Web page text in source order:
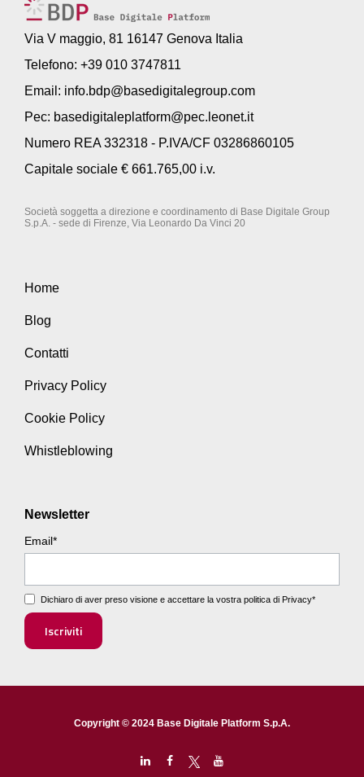
Via V maggio, 81 16147 Genova Italia
Telefono: +39 010 3747811
Email: info.bdp@basedigitalegroup.com
Pec: basedigitaleplatform@pec.leonet.it
Numero REA 332318 - P.IVA/CF 03286860105
Capitale sociale € 661.765,00 i.v.
Società soggetta a direzione e coordinamento di Base Digitale Group
S.p.A. - sede di Firenze, Via Leonardo Da Vinci 20
Home
Blog
Contatti
Privacy Policy
Cookie Policy
Whistleblowing
Newsletter
Email*
Dichiaro di aver preso visione e accettare la vostra politica di Privacy*
Copyright © 2024 Base Digitale Platform S.p.A.